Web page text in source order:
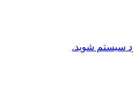
سیستم شوید.